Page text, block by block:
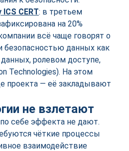
CERT: в третьем
на 20%
всё чаще говорят о
безопасностью данных как
ролевом доступе,
Technologies). На этом
проекта — её закладывают
не взлетают
себе эффекта не дают.
чёткие процессы
взаимодействие